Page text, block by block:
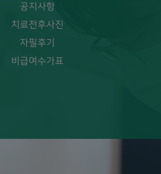
공지사항
치료전후사진
자필후기
비급여수가표